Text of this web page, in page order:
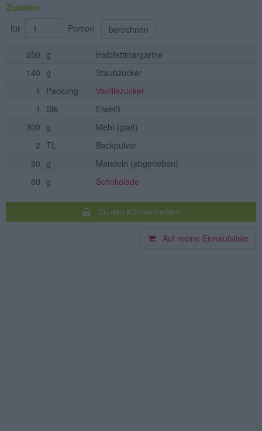
Zutaten
für Portion berechnen
250 g
Halbfettmargarine
140 g
Staubzucker
1
Packung
Vanillezucker
1
Stk.
Eiweiß
300 g Mehl (glatt)
2 TL
Backpulver
50 g Mandeln (abgerieben)
60 g Schokolade
Zu den Küchenhelfern
Auf meine Einkaufsliste